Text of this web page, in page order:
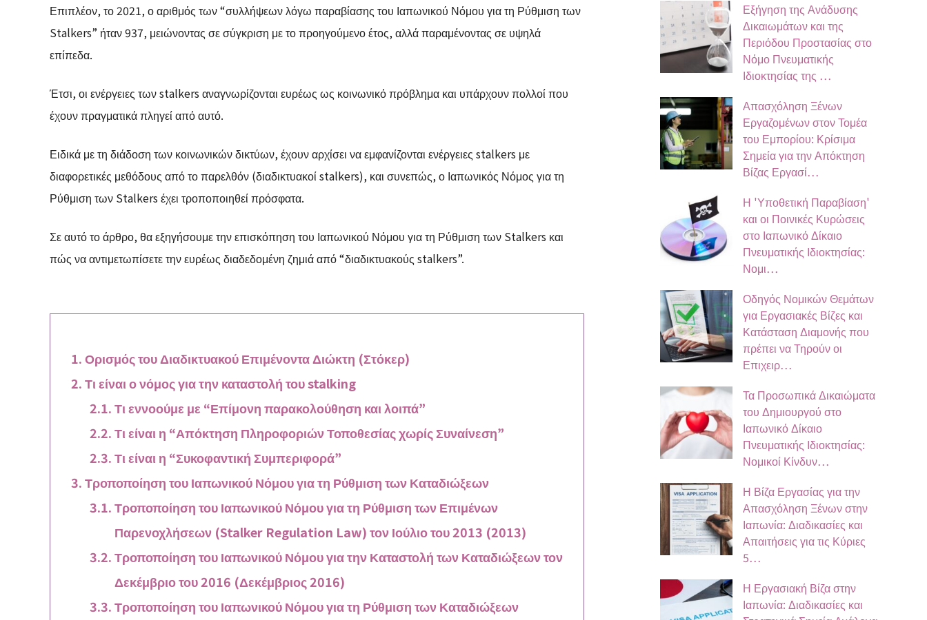
Επιπλέον, το 2021, ο αριθμός των “συλλήψεων λόγω παραβίασης του Ιαπωνικού Νόμου για τη Ρύθμιση των
Stalkers” ήταν 937, μειώνοντας σε σύγκριση με το προηγούμενο έτος, αλλά παραμένοντας σε υψηλά
επίπεδα.
Έτσι, οι ενέργειες των stalkers αναγνωρίζονται ευρέως ως κοινωνικό πρόβλημα και υπάρχουν πολλοί που
έχουν πραγματικά πληγεί από αυτό.
Ειδικά με τη διάδοση των κοινωνικών δικτύων, έχουν αρχίσει να εμφανίζονται ενέργειες stalkers με
διαφορετικές μεθόδους από το παρελθόν (διαδικτυακοί stalkers), και συνεπώς, ο Ιαπωνικός Νόμος για τη
Ρύθμιση των Stalkers έχει τροποποιηθεί πρόσφατα.
Σε αυτό το άρθρο, θα εξηγήσουμε την επισκόπηση του Ιαπωνικού Νόμου για τη Ρύθμιση των Stalkers και
πώς να αντιμετωπίσετε την ευρέως διαδεδομένη ζημιά από “διαδικτυακούς stalkers”.
Ορισμός του Διαδικτυακού Επιμένοντα Διώκτη (Στόκερ)
Τι είναι ο νόμος για την καταστολή του stalking
Τι εννοούμε με “Επίμονη παρακολούθηση και λοιπά”
Τι είναι η “Απόκτηση Πληροφοριών Τοποθεσίας χωρίς Συναίνεση”
Τι είναι η “Συκοφαντική Συμπεριφορά”
Τροποποίηση του Ιαπωνικού Νόμου για τη Ρύθμιση των Καταδιώξεων
Τροποποίηση του Ιαπωνικού Νόμου για τη Ρύθμιση των Επιμένων
Παρενοχλήσεων (Stalker Regulation Law) τον Ιούλιο του 2013 (2013)
Τροποποίηση του Ιαπωνικού Νόμου για την Καταστολή των Καταδιώξεων τον
Δεκέμβριο του 2016 (Δεκέμβριος 2016)
Τροποποίηση του Ιαπωνικού Νόμου για τη Ρύθμιση των Καταδιώξεων
Εξήγηση της Ανάδυσης
Δικαιωμάτων και της
Περιόδου Προστασίας στο
Νόμο Πνευματικής
Ιδιοκτησίας της …
Απασχόληση Ξένων
Εργαζομένων στον Τομέα
του Εμπορίου: Κρίσιμα
Σημεία για την Απόκτηση
Βίζας Εργασί…
Η 'Υποθετική Παραβίαση'
και οι Ποινικές Κυρώσεις
στο Ιαπωνικό Δίκαιο
Πνευματικής Ιδιοκτησίας:
Νομι…
Οδηγός Νομικών Θεμάτων
για Εργασιακές Βίζες και
Κατάσταση Διαμονής που
πρέπει να Τηρούν οι
Επιχειρ…
Τα Προσωπικά Δικαιώματα
του Δημιουργού στο
Ιαπωνικό Δίκαιο
Πνευματικής Ιδιοκτησίας:
Νομικοί Κίνδυν…
Η Βίζα Εργασίας για την
Απασχόληση Ξένων στην
Ιαπωνία: Διαδικασίες και
Απαιτήσεις για τις Κύριες
5…
Η Εργασιακή Βίζα στην
Ιαπωνία: Διαδικασίες και